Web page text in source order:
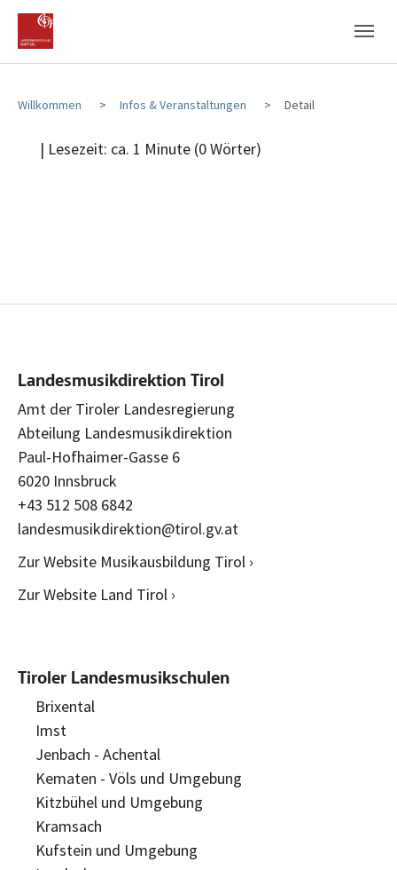
Zum Hauptinhalt
Zum Fußbereich
Willkommen Infos & Veranstaltungen Detail
| Lesezeit: ca. 1 Minute (0 Wörter)
Landesmusikdirektion Tirol
Amt der Tiroler Landesregierung
Abteilung Landesmusikdirektion
Paul-Hofhaimer-Gasse 6
6020 Innsbruck
+43 512 508 6842
landesmusikdirektion@tirol.gv.at
Zur Website Musikausbildung Tirol ›
Zur Website Land Tirol ›
Tiroler Landesmusikschulen
Brixental
Imst
Jenbach - Achental
Kematen - Völs und Umgebung
Kitzbühel und Umgebung
Kramsach
Kufstein und Umgebung